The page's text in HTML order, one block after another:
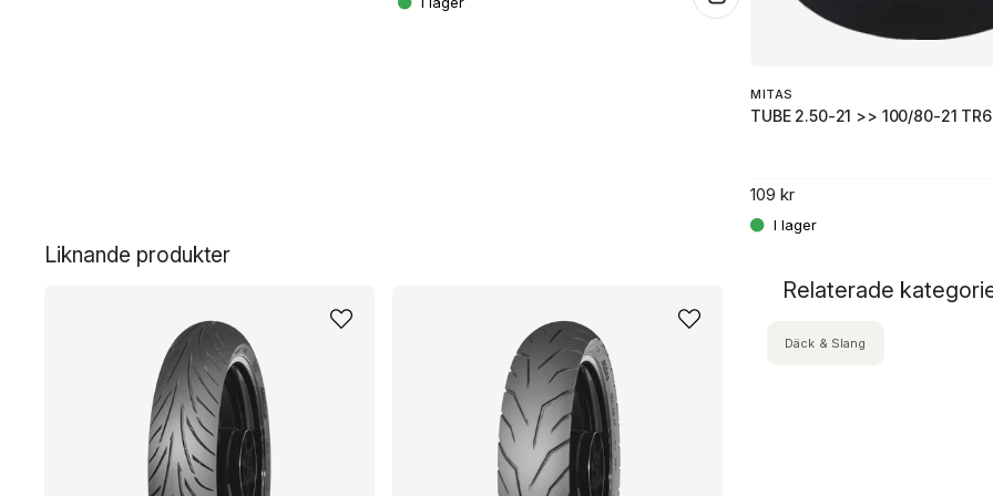
MITAS
TUBE 2.50-21 >> 100/80-21 TR6
109 kr
Liknande produkter
Relaterade
Däck & Slang